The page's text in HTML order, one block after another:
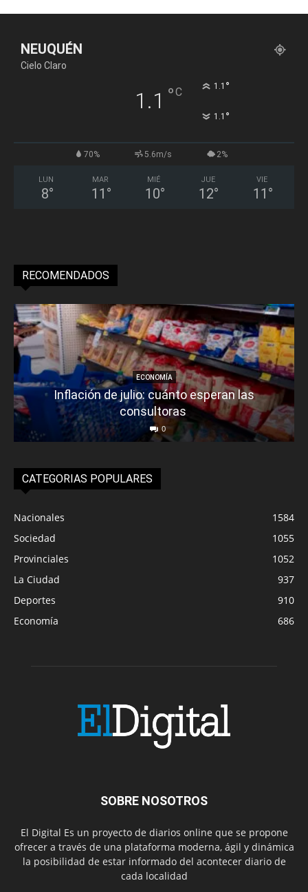
NEUQUÉN
Cielo Claro
1.1 °C 1.1 °
1.1 °
70% 5.6m/s 2%
LUN
8°
MAR
11 °
MIÉ
10°
JUE
12°
VIE
11 °
RECOMENDADOS
ECONOMÍA
Inflación de julio: cuánto esperan las
consultoras
0
CATEGORIAS POPULARES
Nacionales
1584
Sociedad
1055
Provinciales
1052
La Ciudad
937
Deportes
910
Economía
686
SOBRE NOSOTROS
El Digital Es un proyecto de diarios online que se propone
ofrecer a través de una plataforma moderna, ágil y dinámica
la posibilidad de estar informado del acontecer diario de
cada localidad